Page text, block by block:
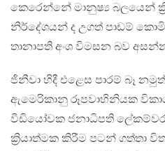
කෙරෙන්නේ මානුෂ්‍ය බලයෙන්
නිර්දේශයන් ද උගත් පාඩම්
තානාපති අංශ විමසන බව
ජිනීවා හිදී එළෙස පාරම් බෑ
ඇමෙරිකානු රූපවාහිනියක
වීඩියෝවක ජනාධිපති
ක්‍රියාත්මක කිරීම පටන් ගත්තා